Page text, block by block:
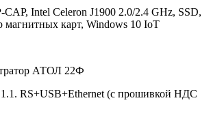
CAP, Intel Celeron J1900 2.0/2.4 GHz, SSD,
карт, Windows 10 IoT
АТОЛ 22Ф
RS+USB+Ethernet (с прошивкой НДС